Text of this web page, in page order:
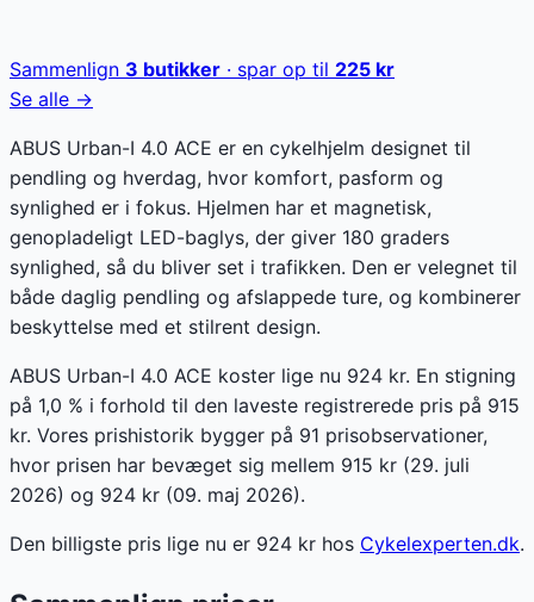
Sammenlign 3 butikker · spar op til 225 kr
Se alle →
ABUS Urban-I 4.0 ACE er en cykelhjelm designet til
pendling og hverdag, hvor komfort, pasform og
synlighed er i fokus. Hjelmen har et magnetisk,
genopladeligt LED-baglys, der giver 180 graders
synlighed, så du bliver set i trafikken. Den er velegnet til
både daglig pendling og afslappede ture, og kombinerer
beskyttelse med et stilrent design.
ABUS Urban-I 4.0 ACE koster lige nu 924 kr. En stigning
på 1,0 % i forhold til den laveste registrerede pris på 915
kr. Vores prishistorik bygger på 91 prisobservationer,
hvor prisen har bevæget sig mellem 915 kr (29. juli
2026) og 924 kr (09. maj 2026).
Den billigste pris lige nu er 924 kr hos Cykelexperten.dk.